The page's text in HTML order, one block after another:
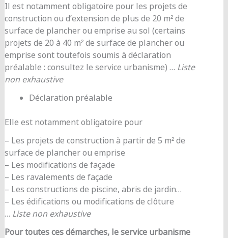
Il est notamment obligatoire pour les projets de
construction ou d’extension de plus de 20 m² de
surface de plancher ou emprise au sol (certains
projets de 20 à 40 m² de surface de plancher ou
emprise sont toutefois soumis à déclaration
préalable : consultez le service urbanisme) … Liste
non exhaustive
Déclaration préalable
Elle est notamment obligatoire pour
– Les projets de construction à partir de 5 m² de
surface de plancher ou emprise
– Les modifications de façade
– Les ravalements de façade
– Les constructions de piscine, abris de jardin…
– Les édifications ou modifications de clôture
… Liste non exhaustive
Pour toutes ces démarches, le service urbanisme